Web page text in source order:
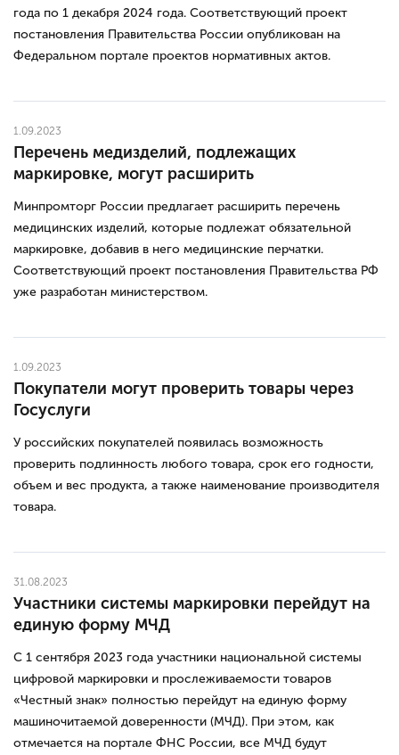
года по 1 декабря 2024 года. Соответствующий проект
постановления Правительства России опубликован на
Федеральном портале проектов нормативных актов.
1.09.2023
Перечень медизделий, подлежащих
маркировке, могут расширить
Минпромторг России предлагает расширить перечень
медицинских изделий, которые подлежат обязательной
маркировке, добавив в него медицинские перчатки.
Соответствующий проект постановления Правительства РФ
уже разработан министерством.
1.09.2023
Покупатели могут проверить товары через
Госуслуги
У российских покупателей появилась возможность
проверить подлинность любого товара, срок его годности,
объем и вес продукта, а также наименование производителя
товара.
31.08.2023
Участники системы маркировки перейдут на
единую форму МЧД
С 1 сентября 2023 года участники национальной системы
цифровой маркировки и прослеживаемости товаров
«Честный знак» полностью перейдут на единую форму
машиночитаемой доверенности (МЧД). При этом, как
отмечается на портале ФНС России, все МЧД будут